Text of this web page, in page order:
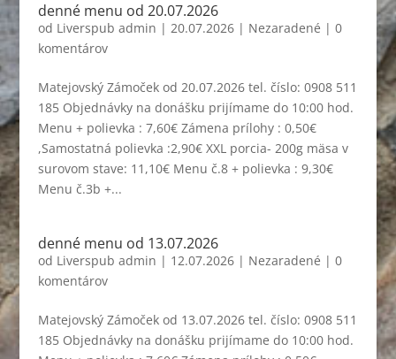
denné menu od 20.07.2026
od Liverspub admin | 20.07.2026| Nezaradené | 0
komentárov
Matejovský Zámoček od 20.07.2026 tel. číslo: 0908 511
185 Objednávky na donášku prijímame do 10:00 hod.
Menu + polievka : 7,60€ Zámena prílohy : 0,50€
,Samostatná polievka :2,90€ XXL porcia- 200g mäsa v
surovom stave: 11,10€ Menu č.8 + polievka : 9,30€
Menu č.3b +...
denné menu od 13.07.2026
od Liverspub admin | 12.07.2026| Nezaradené | 0
komentárov
Matejovský Zámoček od 13.07.2026 tel. číslo: 0908 511
185 Objednávky na donášku prijímame do 10:00 hod.